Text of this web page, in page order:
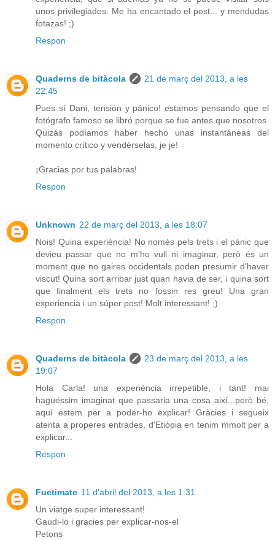
unos privilegiados. Me ha encantado el post... y mendudas
fotazas! ;)
Respon
Quaderns de bitàcola
21 de març del 2013, a les
22:45
Pues sí Dani, tensión y pánico! estamos pensando que el
fotógrafo famoso se libró porque se fue antes que nosotros.
Quizás podíamos haber hecho unas instantáneas del
momento crítico y vendérselas, je je!
¡Gracias por tus palabras!
Respon
Unknown 22 de març del 2013, a les 18:07
Nois! Quina experiència! No només pels trets i el pànic que
devieu passar que no m'ho vull ni imaginar, però és un
moment que no gaires occidentals poden presumir d'haver
viscut! Quina sort arribar just quan havia de ser, i quina sort
que finalment els trets no fossin res greu! Una gran
experiencia i un súper post! Molt interessant! ;)
Respon
Quaderns de bitàcola
23 de març del 2013, a les
19:07
Hola Carla! una experiència irrepetible, i tant! mai
haguéssim imaginat que passaria una cosa així...però bé,
aquí estem per a poder-ho explicar! Gràcies i segueix
atenta a properes entrades, d'Etiòpia en tenim mmolt per a
explicar...
Respon
Fuetimate 11 d’abril del 2013, a les 1:31
Un viatge super interessant!
Gaudi-lo i gracies per explicar-nos-el
Petons